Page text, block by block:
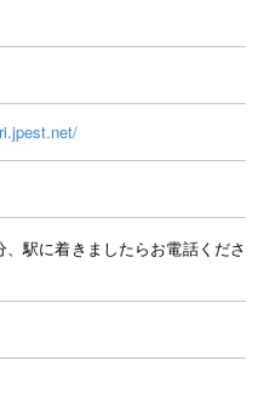
、駅に着きましたらお電話くださ